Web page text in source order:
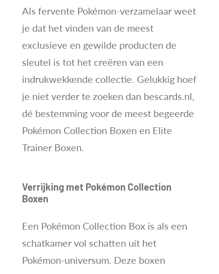
Als fervente Pokémon-verzamelaar weet
je dat het vinden van de meest
exclusieve en gewilde producten de
sleutel is tot het creëren van een
indrukwekkende collectie. Gelukkig hoef
je niet verder te zoeken dan bescards.nl,
dé bestemming voor de meest begeerde
Pokémon Collection Boxen en Elite
Trainer Boxen.
Verrijking met Pokémon Collection
Boxen
Een Pokémon Collection Box is als een
schatkamer vol schatten uit het
Pokémon-universum. Deze boxen